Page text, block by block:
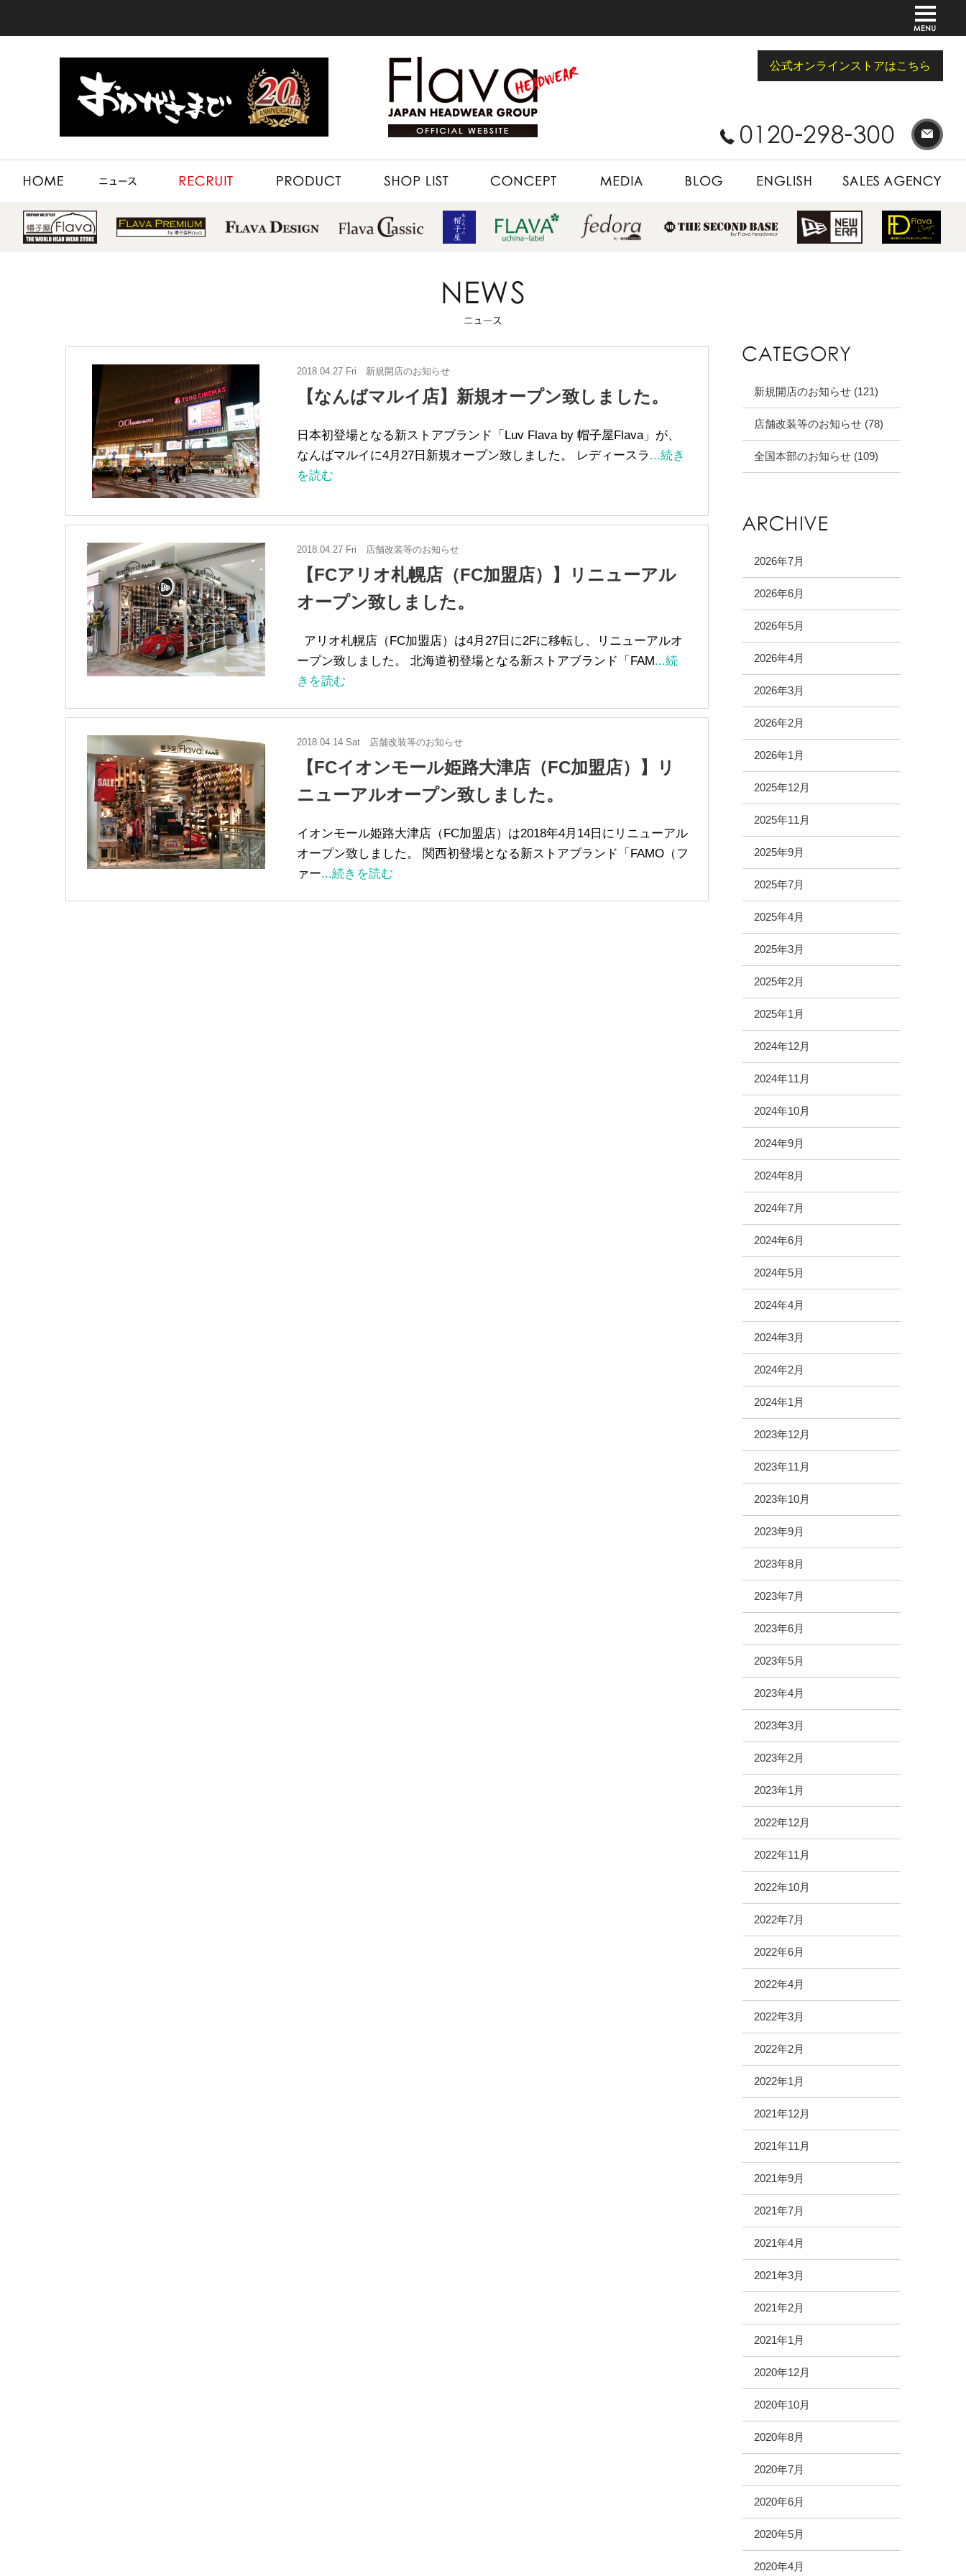
公式オンラインストアはこちら
2018.04.27 Fri 新規開店のお知らせ
【なんばマルイ店】新規オープン致しました。
日本初登場となる新ストアブランド「Luv Flava by 帽子屋Flava」が、
なんばマルイに4月27日新規オープン致しました。 レディースラ ...続き
を読む
2018.04.27 Fri 店舗改装等のお知らせ
【FCアリオ札幌店（FC加盟店）】リニューアル
オープン致しました。
アリオ札幌店（FC加盟店）は4月27日に2Fに移転し、リニューアルオ
ープン致しました。 北海道初登場となる新ストアブランド「FAM...続
きを読む
2018.04.14 Sat 店舗改装等のお知らせ
【FCイオンモール姫路大津店（FC加盟店）】リ
ニューアルオープン致しました。
イオンモール姫路大津店（FC加盟店）は2018年4月14日にリニューアル
オープン致しました。 関西初登場となる新ストアブランド「FAMO（フ
ァー...続きを読む
新規開店のお知らせ (121)
店舗改装等のお知らせ (78)
全国本部のお知らせ (109)
2026年7月
2026年6月
2026年5月
2026年4月
2026年3月
2026年2月
2026年1月
2025年12月
2025年11月
2025年9月
2025年7月
2025年4月
2025年3月
2025年2月
2025年1月
2024年12月
2024年11月
2024年10月
2024年9月
2024年8月
2024年7月
2024年6月
2024年5月
2024年4月
2024年3月
2024年2月
2024年1月
2023年12月
2023年11月
2023年10月
2023年9月
2023年8月
2023年7月
2023年6月
2023年5月
2023年4月
2023年3月
2023年2月
2023年1月
2022年12月
2022年11月
2022年10月
2022年7月
2022年6月
2022年4月
2022年3月
2022年2月
2022年1月
2021年12月
2021年11月
2021年9月
2021年7月
2021年4月
2021年3月
2021年2月
2021年1月
2020年12月
2020年10月
2020年8月
2020年7月
2020年6月
2020年5月
2020年4月